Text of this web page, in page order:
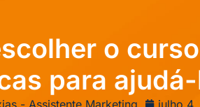
o
para
- Assistente Marketing julho 4,